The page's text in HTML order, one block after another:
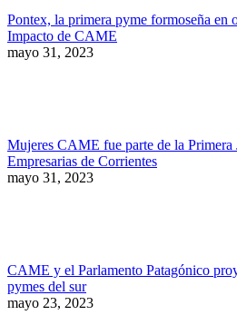
Pontex, la primera pyme formoseña en
Impacto de CAME
mayo 31, 2023
Mujeres CAME fue parte de la Primera
Empresarias de Corrientes
mayo 31, 2023
CAME y el Parlamento Patagónico
pymes del sur
mayo 23, 2023